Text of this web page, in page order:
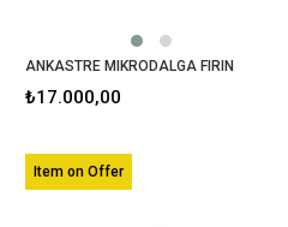
ANKASTRE MIKRODALGA FIRIN
₺17.000,00
Item on Offer